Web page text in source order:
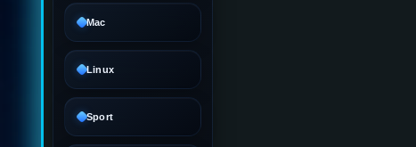
Mac
Linux
Sport